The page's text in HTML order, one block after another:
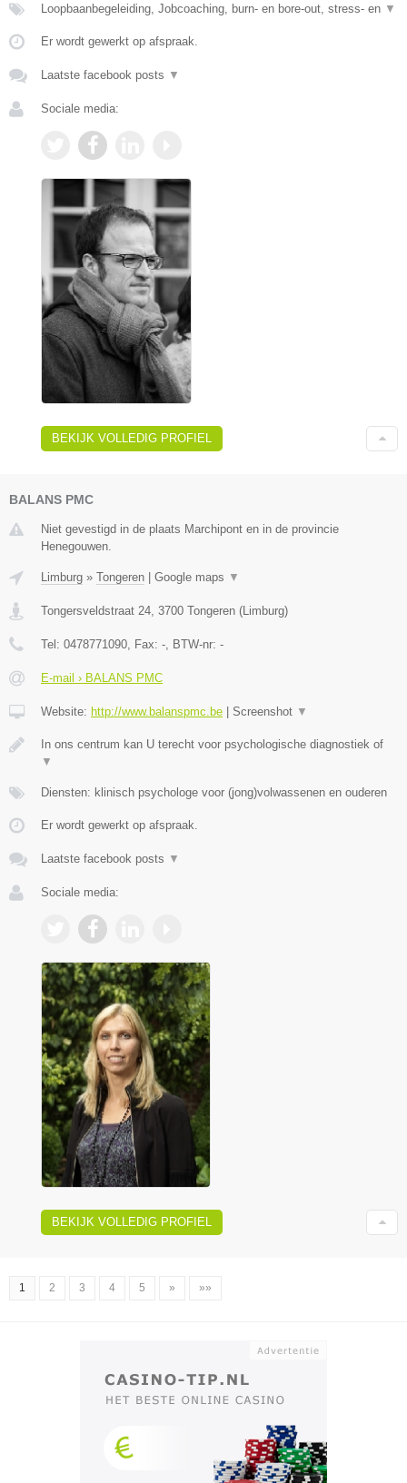
Loopbaanbegeleiding, Jobcoaching, burn- en bore-out, stress- en ▼
Er wordt gewerkt op afspraak.
Laatste facebook posts ▼
Sociale media:
BEKIJK VOLLEDIG PROFIEL
BALANS PMC
Niet gevestigd in de plaats Marchipont en in de provincie
Henegouwen.
Limburg » Tongeren | Google maps ▼
Tongersveldstraat 24 3700 Tongeren (Limburg)
Tel: 0478771090 , Fax: - , BTW-nr: -
E-mail › BALANS PMC
Website: http://www.balanspmc.be | Screenshot ▼
In ons centrum kan U terecht voor psychologische diagnostiek of
▼
Diensten: klinisch psychologe voor (jong)volwassenen en ouderen
Er wordt gewerkt op afspraak.
Laatste facebook posts ▼
Sociale media:
BEKIJK VOLLEDIG PROFIEL
1 2 3 4 5 » »»